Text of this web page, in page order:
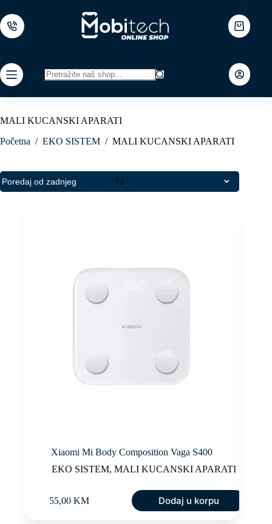
to
content
Shopping
cart
results
MALI KUCANSKI APARATI
Početna / EKO SISTEM / MALI KUCANSKI APARATI
Xiaomi Mi Body Composition Vaga S400
EKO SISTEM,MALI KUCANSKI APARATI
55,00 KM Dodaj u korpu